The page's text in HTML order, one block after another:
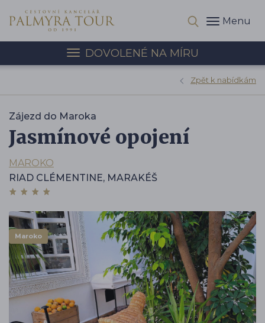
Menu
DOVOLENÉ NA MÍRU
Zpět k nabídkám
Zájezd do Maroka
Jasmínové opojení
MAROKO
RIAD CLÉMENTINE, MARAKÉŠ
Maroko